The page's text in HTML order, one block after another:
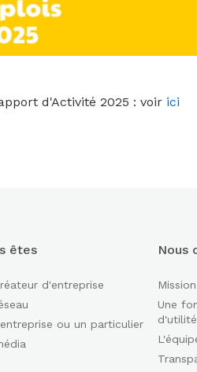
d'Activité 2025 : voir ici
êtes
d'entreprise
ou un particulier
Nous
Une